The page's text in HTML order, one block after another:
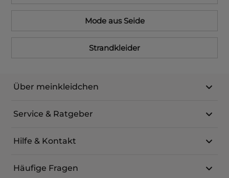
Mode aus Seide
Strandkleider
Über meinkleidchen
Service & Ratgeber
Hilfe & Kontakt
Häufige Fragen